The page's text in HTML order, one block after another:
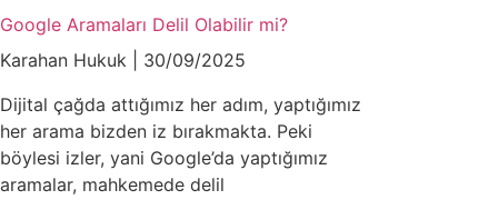
Google Aramaları Delil Olabilir mi?
Karahan Hukuk
30/09/2025
Dijital çağda attığımız her adım, yaptığımız
her arama bizden iz bırakmakta. Peki
böylesi izler, yani Google’da yaptığımız
aramalar, mahkemede delil